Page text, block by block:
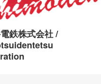
鉄株式会社 /